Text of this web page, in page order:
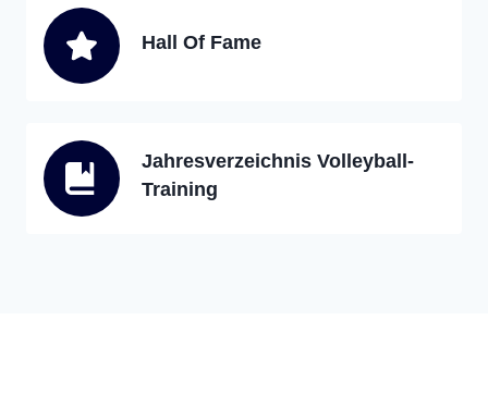
Hall Of Fame
Jahresverzeichnis Volleyball-
Training